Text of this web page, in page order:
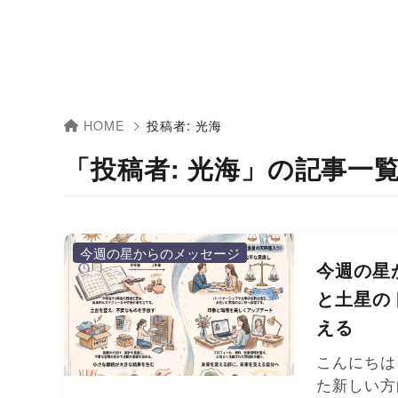
HOME 投稿者: 光海
「投稿者: 光海」の記事一
今週の星
と土星
える
こんにち
た新しい
今週の星からのメッセージ